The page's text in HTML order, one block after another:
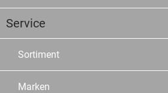
Service
Sortiment
Marken